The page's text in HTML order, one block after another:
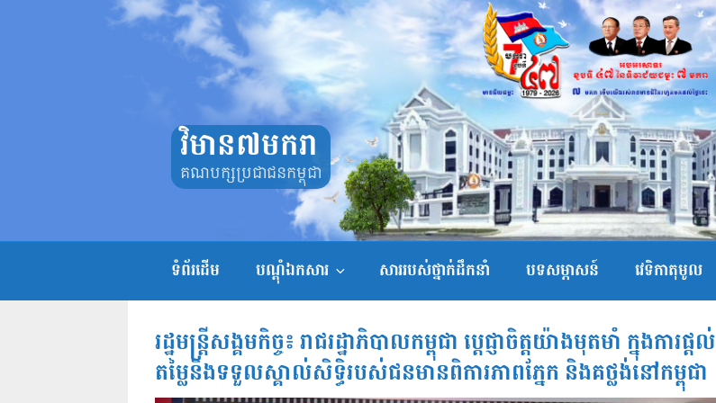
វិមាន៧មករា
គណបក្សប្រជាជនកម្ពុជា
ទំព័រដើម បណ្តុំឯកសារ សាររបស់ថ្នាក់ដឹកនាំ បទសម្ភាសន៍ វេទិកាតុមូល
រដ្ឋមន្រ្តីសង្គមកិច្ច៖ រាជរដ្ឋាភិបាលកម្ពុជា ប្តេជ្ញាចិត្តយ៉ាងមុតមាំ ក្នុងការផ្តល់
តម្លៃនិងទទួលស្គាល់សិទ្ធិរបស់ជនមានពិការភាពភ្នែក និងគថ្លង់នៅកម្ពុជា